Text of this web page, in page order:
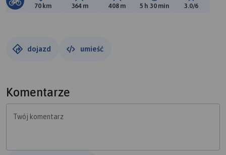
Długość trasy:
70 km Suma przewyższeń:
364 m Suma spadków:
408 m Średni czas potrzebny
5 h 30 min Ocena
3.0/6
dojazd umieść
Komentarze
Twój komentarz